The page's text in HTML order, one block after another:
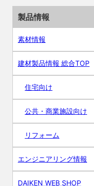
製品情報
素材情報
建材製品情報 総合TOP
住宅向け
公共・商業施設向け
リフォーム
エンジニアリング情報
DAIKEN WEB SHOP